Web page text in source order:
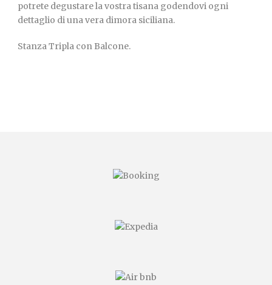
potrete degustare la vostra tisana godendovi ogni
dettaglio di una vera dimora siciliana.
Stanza Tripla con Balcone.